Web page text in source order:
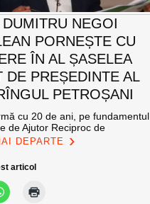
NEGOI
PORNEȘTE CU
ÎN AL ȘASELEA
DE PREȘEDINTE AL
PETROȘANI
cu 20 de ani, pe fundamentul
de Ajutor Reciproc de
DEPARTE
articol